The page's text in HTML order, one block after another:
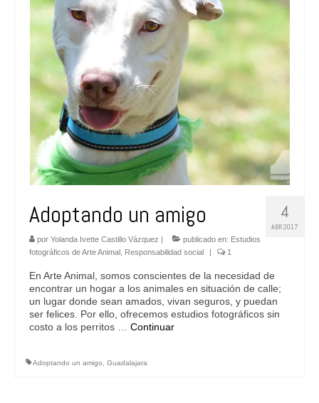
FAQs
Blog
4
ABR 2017
Adoptando un amigo
por Yolanda Ivette Castillo Vázquez | publicado en: Estudios
fotográficos de Arte Animal Responsabilidad social | 1
En Arte Animal, somos conscientes de la necesidad de
encontrar un hogar a los animales en situación de calle;
un lugar donde sean amados, vivan seguros, y puedan
ser felices. Por ello, ofrecemos estudios fotográficos sin
costo a los perritos … Continuar
Adoptando un amigo Guadalajara